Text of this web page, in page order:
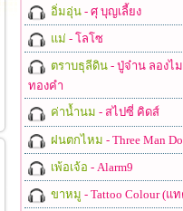
อิ่มอุ่น- ศุ บุญเลี้ยง
แม่ - โลโซ
ตราบธุลีดิน- ปู่จ๋าน ลองไม
ทองคำ
ค่าน้ำนม - สไปซี่ คิดส์
ฝนตกไหม - Three Man
เพ้อเจ้อ - Alarm9
ขาหมู - Tattoo Colour (แ